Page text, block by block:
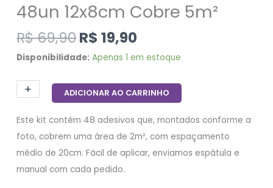
48un 12x8cm Cobre 5m²
R$69,90R$ 19,90
Disponibilidade: Apenas 1 em estoque
-
+ ADICIONAR AO CARRINHO
Este kit contém 48 adesivos que, montados conforme a
foto, cobrem uma área de 2m², com espaçamento
médio de 20cm. Fácil de aplicar, enviamos espátula e
manual com cada pedido.